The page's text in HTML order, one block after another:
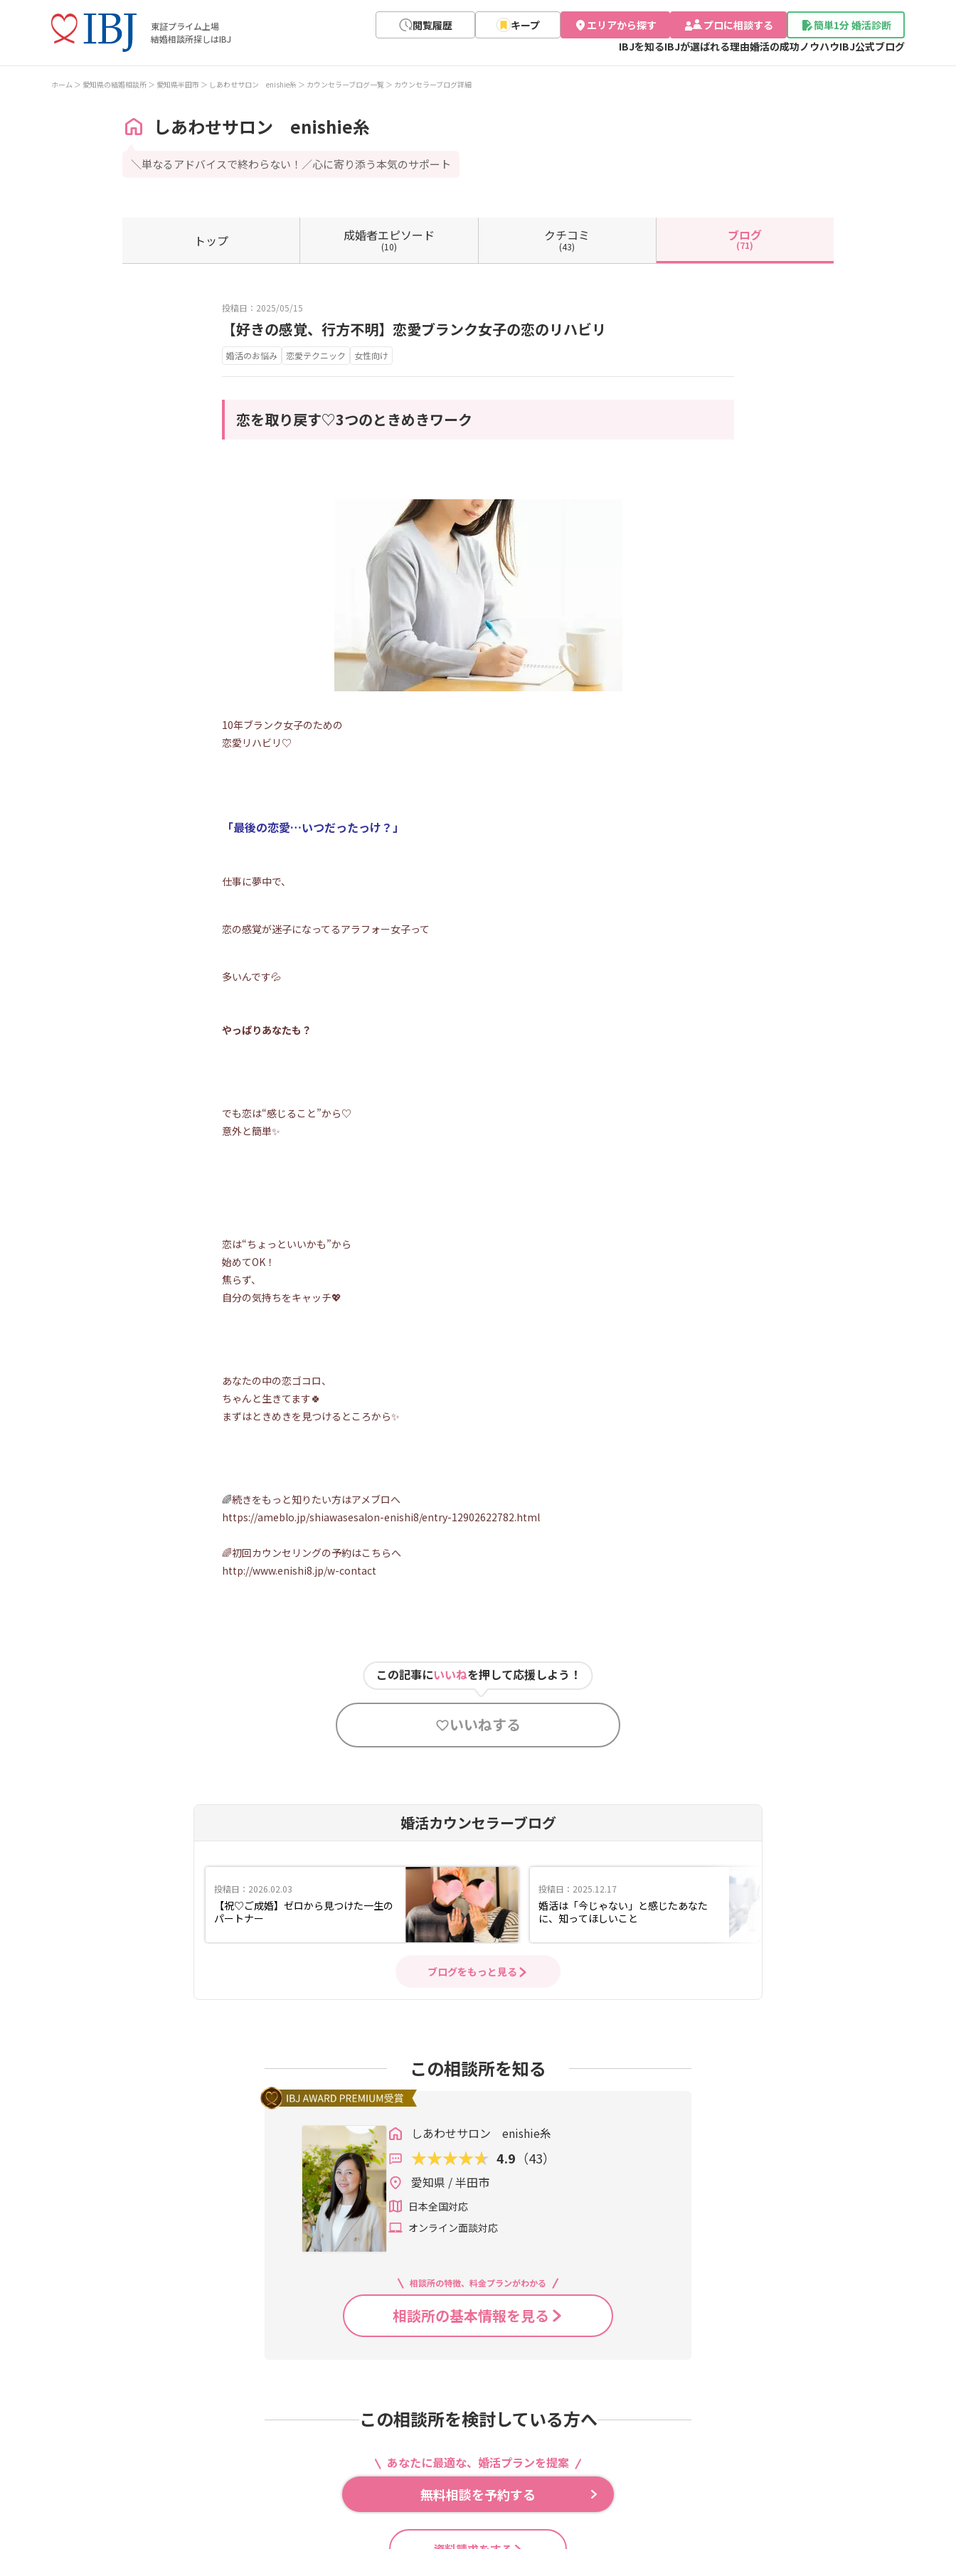
東証プライム上場
結婚相談所探しはIBJ
閲覧履歴 キープ エリアから探す プロに相談する
簡単1分 婚活診断
IBJを知るIBJが選ばれる理由婚活の成功ノウハウIBJ公式ブログ
ホーム 愛知県の結婚相談所 愛知県半田市 しあわせサロン enishie糸 カウンセラーブログ一覧 カウンセラーブログ詳細
しあわせサロン enishie糸
＼単なるアドバイスで終わらない！／心に寄り添う本気のサポート
トップ 成婚者エピソード
(10)
クチコミ
(43)
ブログ
(71)
投稿日：2025/05/15
【好きの感覚、行方不明】恋愛ブランク女子の恋のリハビリ
婚活のお悩み 恋愛テクニック 女性向け
恋を取り戻す♡3つのときめきワーク
10年ブランク女子のための
恋愛リハビリ♡
「最後の恋愛…いつだったっけ？」
仕事に夢中で、
恋の感覚が迷子になってるアラフォー女子って
多いんです💦
やっぱりあなたも？
でも恋は“感じること”から♡
意外と簡単✨
恋は“ちょっといいかも”から
始めてOK！
焦らず、
自分の気持ちをキャッチ💖
あなたの中の恋ゴコロ、
ちゃんと生きてます🍀
まずはときめきを見つけるところから✨
🌈続きをもっと知りたい方はアメブロへ
https://ameblo.jp/shiawasesalon-enishi8/entry-12902622782.html
🌈初回カウンセリングの予約はこちらへ
http://www.enishi8.jp/w-contact
この記事にいいねを押して応援しよう！
いいねする
婚活カウンセラーブログ
投稿日：2026.02.03
【祝♡ご成婚】ゼロから見つけた一生の
パートナー
投稿日：2025.12.17
婚活は「今じゃない」と感じたあなた
に、知ってほしいこと
ブログをもっと見る
この相談所を知る
しあわせサロン enishie糸
4.9 （43）
愛知県 / 半田市
日本全国対応
オンライン面談対応
相談所の特徴、料金プランがわかる
相談所の基本情報を見る
この相談所を検討している方へ
あなたに最適な、婚活プランを提案
無料相談を予約する